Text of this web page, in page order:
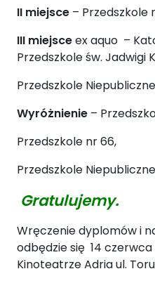
II miejsce – Przedszkole
III miejsceex aquo –
Przedszkole św. Jadwigi
Przedszkole
Wyróżnienie –
Przedszkole nr 66,
Przedszkole
Gratulujemy.
Wręczenie dyplomów i
odbędzie się 14 czerwca
Kinoteatrze Adria ul.